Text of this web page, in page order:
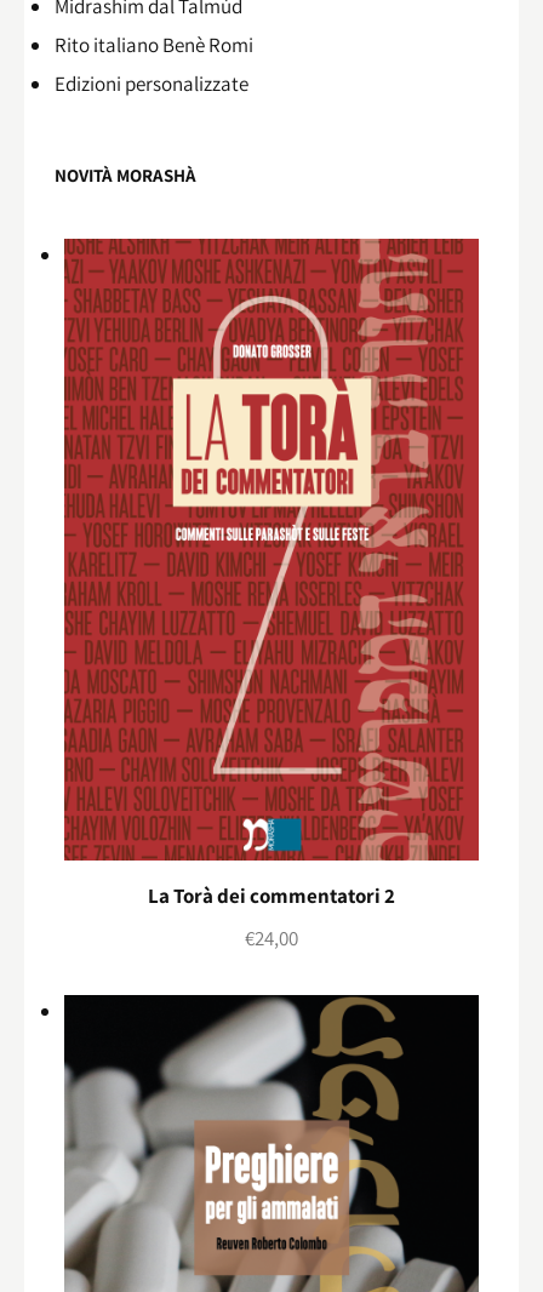
Midrashìm dal Talmùd
Rito italiano Benè Romi​
Edizioni personalizzate
NOVITÀ MORASHÀ
La Torà dei commentatori 2
€24,00